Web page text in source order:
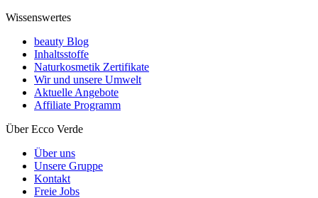
Wissenswertes
beauty Blog
Inhaltsstoffe
Naturkosmetik Zertifikate
Wir und unsere Umwelt
Aktuelle Angebote
Affiliate Programm
Über Ecco Verde
Über uns
Unsere Gruppe
Kontakt
Freie Jobs